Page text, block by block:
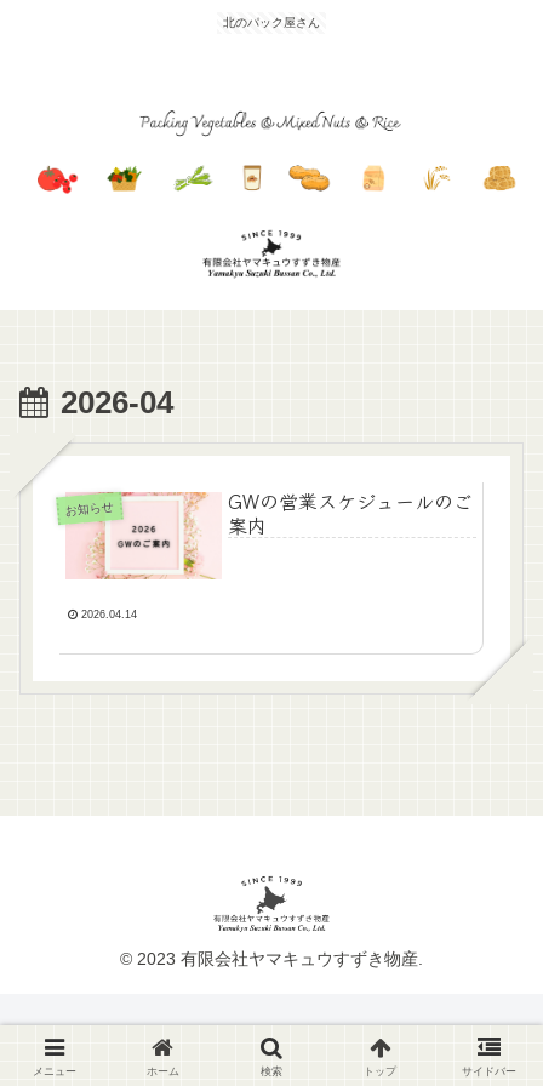
北のパック屋さん
2026-04
お知らせ
GWの営業スケジュールのご
案内
2026.04.14
© 2023 有限会社ヤマキュウすずき物産.
メニュー ホーム 検索 トップ サイドバー